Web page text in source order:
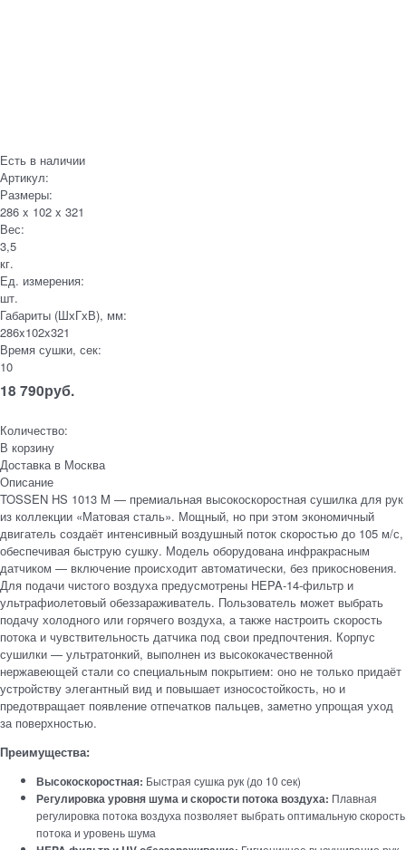
Есть в наличии
Артикул:
Размеры:
286 x 102 x 321
Вес:
3,5
кг.
Ед. измерения:
шт.
Габариты (ШхГхВ), мм:
286x102x321
Время сушки, сек:
10
18 790руб.
Количество:
В корзину
Доставка в Москва
Описание
TOSSEN HS 1013 M — премиальная высокоскоростная сушилка для рук
из коллекции «Матовая сталь». Мощный, но при этом экономичный
двигатель создаёт интенсивный воздушный поток скоростью до 105 м/с,
обеспечивая быструю сушку. Модель оборудована инфракрасным
датчиком — включение происходит автоматически, без прикосновения.
Для подачи чистого воздуха предусмотрены HEPA‑14‑фильтр и
ультрафиолетовый обеззараживатель. Пользователь может выбрать
подачу холодного или горячего воздуха, а также настроить скорость
потока и чувствительность датчика под свои предпочтения. Корпус
сушилки — ультратонкий, выполнен из высококачественной
нержавеющей стали со специальным покрытием: оно не только придаёт
устройству элегантный вид и повышает износостойкость, но и
предотвращает появление отпечатков пальцев, заметно упрощая уход
за поверхностью.
Преимущества:
Высокоскоростная: Быстрая сушка рук (до 10 сек)
Регулировка уровня шума и скорости потока воздуха: Плавная
регулировка потока воздуха позволяет выбрать оптимальную скорость
потока и уровень шума